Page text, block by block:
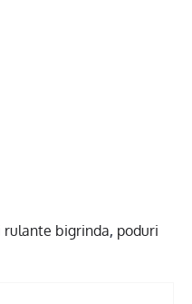
rulante bigrinda, poduri